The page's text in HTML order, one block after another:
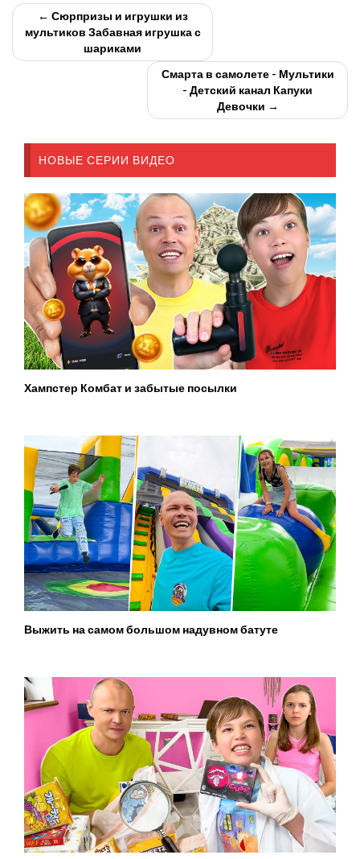
← Сюрпризы и игрушки из
мультиков Забавная игрушка с
шариками
Смарта в самолете - Мультики
- Детский канал Капуки
Девочки →
НОВЫЕ СЕРИИ ВИДЕО
Хампстер Комбат и забытые посылки
Выжить на самом большом надувном батуте